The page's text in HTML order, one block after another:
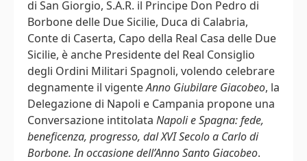
di San Giorgio, S.A.R. il Principe Don Pedro di
Borbone delle Due Sicilie, Duca di Calabria,
Conte di Caserta, Capo della Real Casa delle Due
Sicilie, è anche Presidente del Real Consiglio
degli Ordini Militari Spagnoli, volendo celebrare
degnamente il vigenteAnno Giubilare Giacobeo, la
Delegazione di Napoli e Campania propone una
Conversazione intitolata Napoli e Spagna: fede,
beneficenza, progresso, dal XVI Secolo a Carlo di
Borbone. In occasione dell’Anno Santo Giacobeo.